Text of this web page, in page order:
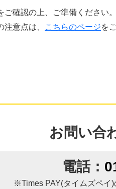
ご確認の上、ご準備ください。
意点は、
こちらのページを
お問い合
電話：
※Times PAY(タイムズペイ)